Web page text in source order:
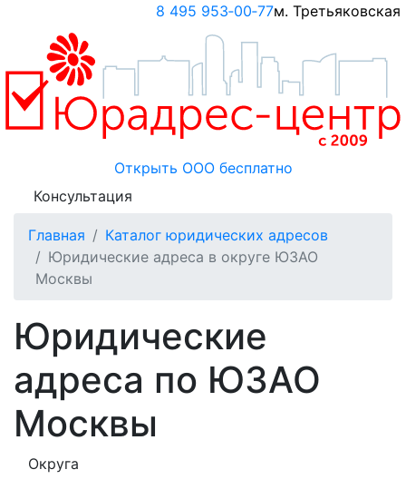
8 495 953‑00‑77м. Третьяковская
Открыть ООО бесплатно
Консультация
Главная
Каталог юридических адресов
Юридические адреса в округе ЮЗАО
Москвы
Юридические
адреса по ЮЗАО
Москвы
Округа